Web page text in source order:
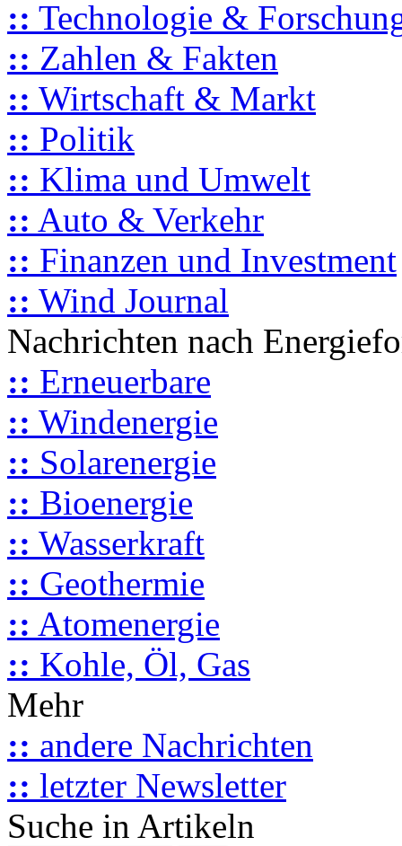
:: Technologie &
:: Zahlen & Fakten
:: Wirtschaft & Markt
:: Politik
:: Klima und Umwelt
:: Auto & Verkehr
:: Finanzen und Investment
:: Wind Journal
Nachrichten nach
:: Erneuerbare
:: Windenergie
:: Solarenergie
:: Bioenergie
:: Wasserkraft
:: Geothermie
:: Atomenergie
:: Kohle, Öl, Gas
Mehr
:: andere Nachrichten
:: letzter Newsletter
Suche in Artikeln